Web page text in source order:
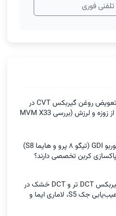
فوری
راهنمای جامع تعویض روغن گیربکس CVT در
تبریز: جلوگیری از زوزه و لرزش (بررسی MVM X33
چرا موتورهای توربو GDI (تیگو ۸ پرو و هایما S8)
پاکسازی کربن تخصصی دارند؟
تفاوت تعمیر گیربکس DCT تر و DCT خشک در
تبریز: راهنمای عیب‌یابی جک S5، لاماری ایما و